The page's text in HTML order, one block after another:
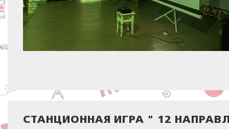
СТАНЦИОННАЯ ИГРА " 12